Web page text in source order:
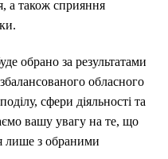
а також сприяння
обрано за результатами
обласного
сфери діяльності та
вашу увагу на те, що
лише з обраними